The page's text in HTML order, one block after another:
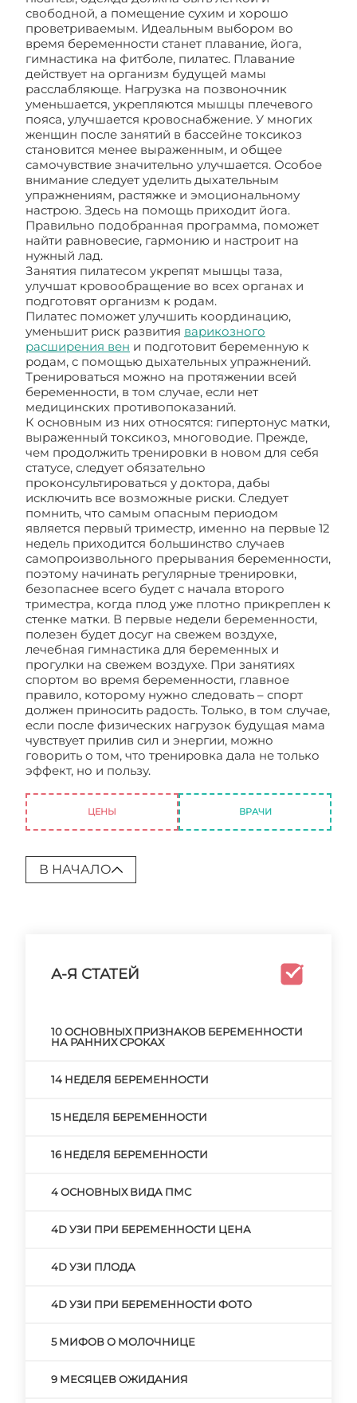
свободной, а помещение сухим и хорошо
проветриваемым. Идеальным выбором во
время беременности станет плавание, йога,
гимнастика на фитболе, пилатес. Плавание
действует на организм будущей мамы
расслабляюще. Нагрузка на позвоночник
уменьшается, укрепляются мышцы плечевого
пояса, улучшается кровоснабжение. У многих
женщин после занятий в бассейне токсикоз
становится менее выраженным, и общее
самочувствие значительно улучшается. Особое
внимание следует уделить дыхательным
упражнениям, растяжке и эмоциональному
настрою. Здесь на помощь приходит йога.
Правильно подобранная программа, поможет
найти равновесие, гармонию и настроит на
нужный лад.
Занятия пилатесом укрепят мышцы таза,
улучшат кровообращение во всех органах и
подготовят организм к родам.
Пилатес поможет улучшить координацию,
уменьшит риск развития варикозного
расширения вен и подготовит беременную к
родам, с помощью дыхательных упражнений.
Тренироваться можно на протяжении всей
беременности, в том случае, если нет
медицинских противопоказаний.
К основным из них относятся: гипертонус матки,
выраженный токсикоз, многоводие. Прежде,
чем продолжить тренировки в новом для себя
статусе, следует обязательно
проконсультироваться у доктора, дабы
исключить все возможные риски. Следует
помнить, что самым опасным периодом
является первый триместр, именно на первые 12
недель приходится большинство случаев
самопроизвольного прерывания беременности,
поэтому начинать регулярные тренировки,
безопаснее всего будет с начала второго
триместра, когда плод уже плотно прикреплен к
стенке матки. В первые недели беременности,
полезен будет досуг на свежем воздухе,
лечебная гимнастика для беременных и
прогулки на свежем воздухе. При занятиях
спортом во время беременности, главное
правило, которому нужно следовать – спорт
должен приносить радость. Только, в том случае,
если после физических нагрузок будущая мама
чувствует прилив сил и энергии, можно
говорить о том, что тренировка дала не только
эффект, но и пользу.
ЦЕНЫ ВРАЧИ
В НАЧАЛО
А-Я СТАТЕЙ
10 ОСНОВНЫХ ПРИЗНАКОВ БЕРЕМЕННОСТИ
НА РАННИХ СРОКАХ
14 НЕДЕЛЯ БЕРЕМЕННОСТИ
15 НЕДЕЛЯ БЕРЕМЕННОСТИ
16 НЕДЕЛЯ БЕРЕМЕННОСТИ
4 ОСНОВНЫХ ВИДА ПМС
4D УЗИ ПРИ БЕРЕМЕННОСТИ ЦЕНА
4D УЗИ ПЛОДА
4D УЗИ ПРИ БЕРЕМЕННОСТИ ФОТО
5 МИФОВ О МОЛОЧНИЦЕ
9 МЕСЯЦЕВ ОЖИДАНИЯ